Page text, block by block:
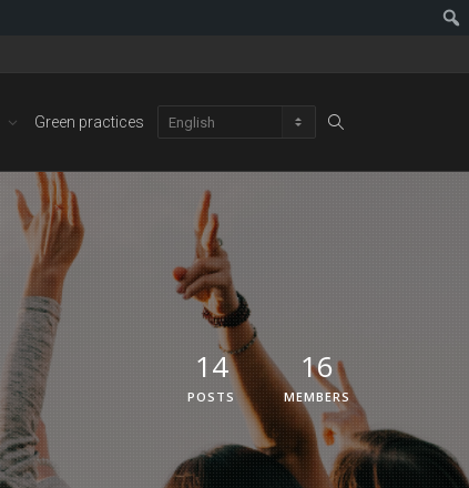
Green practices
14
POSTS
16
MEMBERS